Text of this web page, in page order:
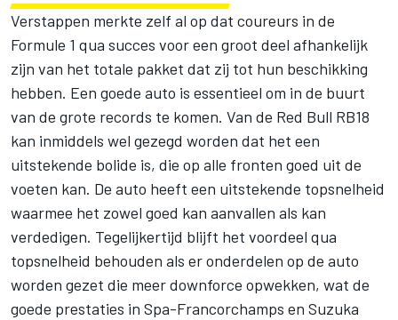
Verstappen merkte zelf al op dat coureurs in de
Formule 1 qua succes voor een groot deel afhankelijk
zijn van het totale pakket dat zij tot hun beschikking
hebben. Een goede auto is essentieel om in de buurt
van de grote records te komen. Van de Red Bull RB18
kan inmiddels wel gezegd worden dat het een
uitstekende bolide is, die op alle fronten goed uit de
voeten kan. De auto heeft een uitstekende topsnelheid
waarmee het zowel goed kan aanvallen als kan
verdedigen. Tegelijkertijd blijft het voordeel qua
topsnelheid behouden als er onderdelen op de auto
worden gezet die meer downforce opwekken, wat de
goede prestaties in Spa-Francorchamps en Suzuka